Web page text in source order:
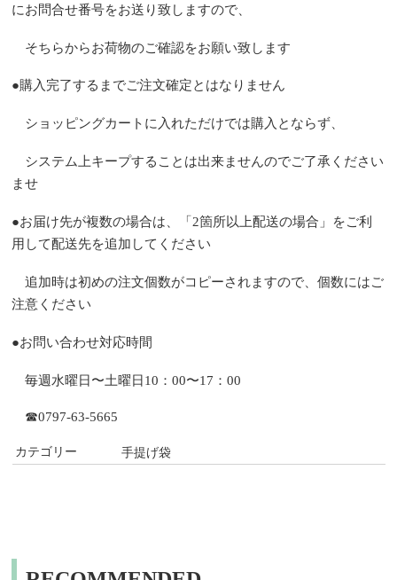
にお問合せ番号をお送り致しますので、
そちらからお荷物のご確認をお願い致します
●購入完了するまでご注文確定とはなりません
ショッピングカートに入れただけでは購入とならず、
システム上キープすることは出来ませんのでご了承ください
ませ
●お届け先が複数の場合は、「 2箇所以上配送の場合」をご利
用して配送先を追加してください
追加時は初めの注文個数がコピーされますので、個数にはご
注意ください
●お問い合わせ対応時間
毎週水曜日〜土曜日10：00〜17：00
☎0797-63-5665
カテゴリー 手提げ袋